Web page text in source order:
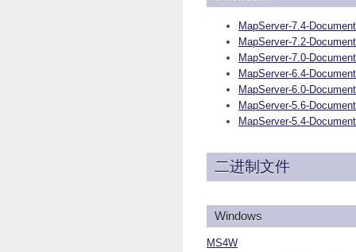
MapServer-7.4-
MapServer-7.2-
MapServer-7.0-
MapServer-6.4-
MapServer-6.0-
MapServer-5.6-
MapServer-5.4-
二进制文件
Windows
MS4W